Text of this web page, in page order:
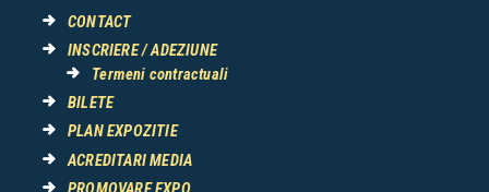
CONTACT
INSCRIERE / ADEZIUNE
Termeni contractuali
BILETE
PLAN EXPOZITIE
ACREDITARI MEDIA